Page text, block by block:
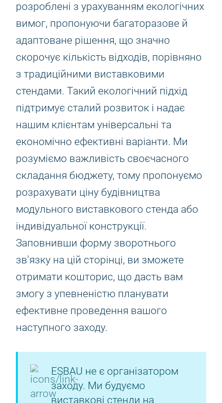
розроблені з урахуванням екологічних
вимог, пропонуючи багаторазове й
адаптоване рішення, що значно
скорочує кількість відходів, порівняно
з традиційними виставковими
стендами. Такий екологічний підхід
підтримує сталий розвиток і надає
нашим клієнтам універсальні та
економічно ефективні варіанти. Ми
розуміємо важливість своєчасного
складання бюджету, тому пропонуємо
розрахувати ціну будівництва
модульного виставкового стенда або
індивідуальної конструкції.
Заповнивши форму зворотнього
зв'язку на цій сторінці, ви зможете
отримати кошторис, що дасть вам
змогу з упевненістю планувати
ефективне проведення вашого
наступного заходу.
ESBAU не є організатором
заходу. Ми будуємо
виставкові стенди на